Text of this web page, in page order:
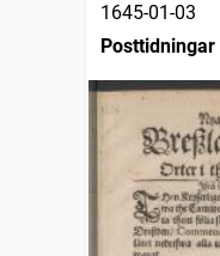
1645-01-03
Posttidningar